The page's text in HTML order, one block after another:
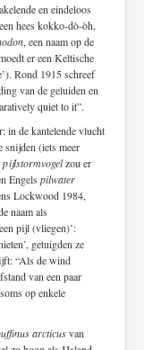
en eindeloos
hees kokko-dò-òh,
, een naam op de
er een Keltische
Rond 1915 schreef
van de geluiden en
quiet to it”.
in de kantelende vlucht
snijden (iets meer
pijlstormvogelzou er
Engels pilwater
Lockwood 1984,
naam als
pijl (vliegen)’:
getuigden ze
“Als de wind
van een paar
op enkele
arcticusvan